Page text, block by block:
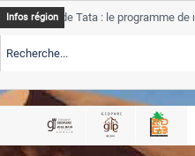
Infos région
de Tata : le programme de
TSGJB Tourisme : l’ONMT
TSGJB Tourisme au Maroc :